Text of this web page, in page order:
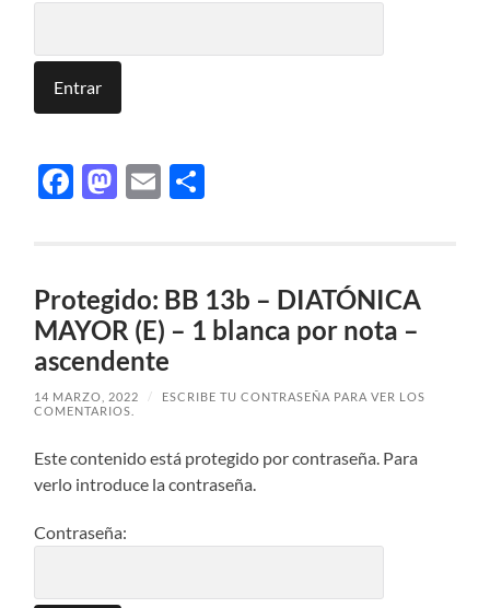
Facebook
Mastodon
Email
Protegido: BB 13b – DIATÓNICA
MAYOR (E) – 1 blanca por nota –
ascendente
14 MARZO, 2022 /
ESCRIBE TU CONTRASEÑA PARA VER LOS
COMENTARIOS.
Este contenido está protegido por contraseña. Para
verlo introduce la contraseña.
Contraseña: